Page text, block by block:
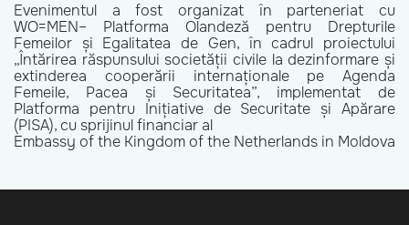
Evenimentul a fost organizat în parteneriat cu
WO=MEN– Platforma Olandeză pentru Drepturile
Femeilor și Egalitatea de Gen, în cadrul proiectului
„Întărirea răspunsului societății civile la dezinformare și
extinderea cooperării internaționale pe Agenda
Femeile, Pacea și Securitatea”, implementat de
Platforma pentru Inițiative de Securitate și Apărare
(PISA), cu sprijinul financiar al
Embassy of the Kingdom of the Netherlands in Moldova